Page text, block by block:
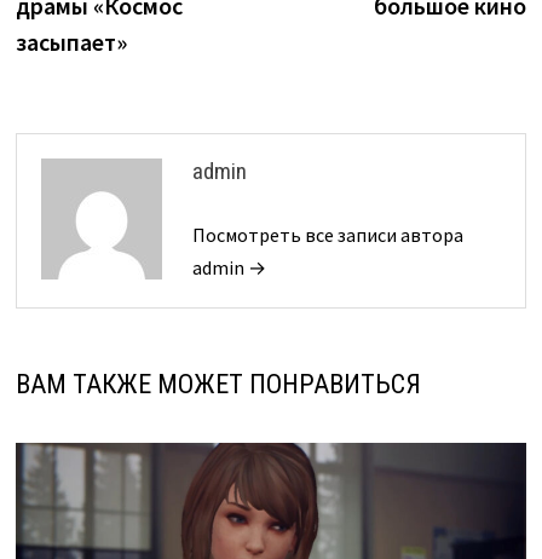
засыпает»
admin
Посмотреть все записи автора
admin →
ВАМ ТАКЖЕ МОЖЕТ ПОНРАВИТЬСЯ